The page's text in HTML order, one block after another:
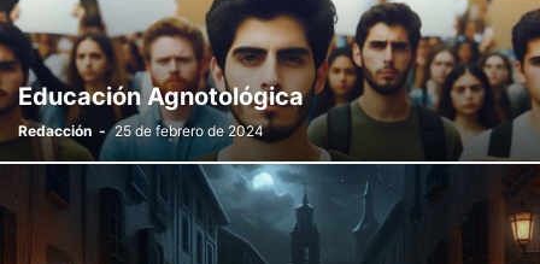
Educación Agnotológica
Redacción - 25 de febrero de 2024